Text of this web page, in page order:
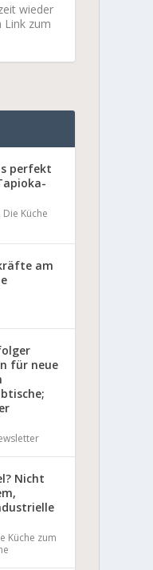
wieder
Link zum
perfekt
Die Küche
am
für neue
Nicht
Küche zum